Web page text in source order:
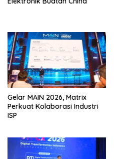
Gelar MAIN 2026, Matrix
Perkuat Kolaborasi Industri
ISP